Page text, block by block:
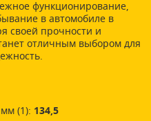
функционирование,
в автомобиле в
своей прочности и
отличным выбором для
(1): 134,5